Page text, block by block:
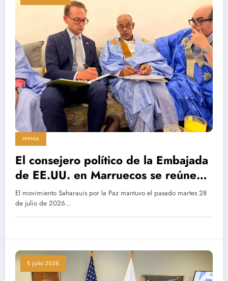
PRENSA
El consejero político de la Embajada
de EE.UU. en Marruecos se reúne
con la dirección de Saharauis por la
Paz en El Aaiún
El movimiento Saharauis por la Paz mantuvo el pasado martes 28
de julio de 2026…
5 julio 2026